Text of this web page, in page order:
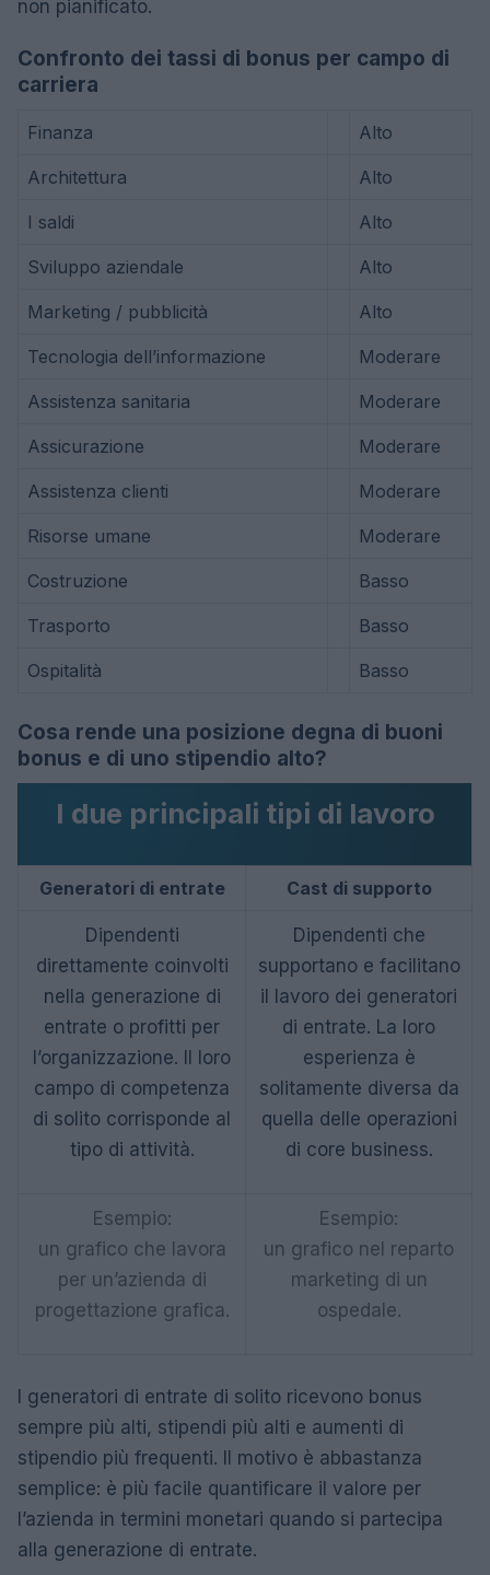
non pianificato.
Confronto dei tassi di bonus per campo di
carriera
Finanza Alto
Architettura Alto
I saldi Alto
Sviluppo aziendale Alto
Marketing / pubblicità Alto
Tecnologia dell’informazione Moderare
Assistenza sanitaria Moderare
Assicurazione Moderare
Assistenza clienti Moderare
Risorse umane Moderare
Costruzione Basso
Trasporto Basso
Ospitalità Basso
Cosa rende una posizione degna di buoni
bonus e di uno stipendio alto?
I due principali tipi di lavoro
Generatori di entrate Cast di supporto
Dipendenti
direttamente coinvolti
nella generazione di
entrate o profitti per
l’organizzazione. Il loro
campo di competenza
di solito corrisponde al
tipo di attività.
Dipendenti che
supportano e facilitano
il lavoro dei generatori
di entrate. La loro
esperienza è
solitamente diversa da
quella delle operazioni
di core business.
Esempio:
un grafico che lavora
per un’azienda di
progettazione grafica.
Esempio:
un grafico nel reparto
marketing di un
ospedale.
I generatori di entrate di solito ricevono bonus
sempre più alti, stipendi più alti e aumenti di
stipendio più frequenti. Il motivo è abbastanza
semplice: è più facile quantificare il valore per
l’azienda in termini monetari quando si partecipa
alla generazione di entrate.